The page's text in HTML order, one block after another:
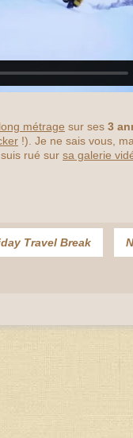
long métrage sur ses 3
!). Je ne sais vous,
rué sur sa galerie
Travel Break